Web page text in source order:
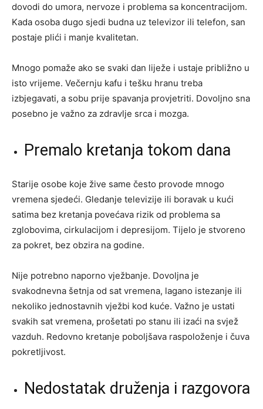
dovodi do umora, nervoze i problema sa koncentracijom.
Kada osoba dugo sjedi budna uz televizor ili telefon, san
postaje plići i manje kvalitetan.
Mnogo pomaže ako se svaki dan liježe i ustaje približno u
isto vrijeme. Večernju kafu i tešku hranu treba
izbjegavati, a sobu prije spavanja provjetriti. Dovoljno sna
posebno je važno za zdravlje srca i mozga.
Premalo kretanja tokom dana
Starije osobe koje žive same često provode mnogo
vremena sjedeći. Gledanje televizije ili boravak u kući
satima bez kretanja povećava rizik od problema sa
zglobovima, cirkulacijom i depresijom. Tijelo je stvoreno
za pokret, bez obzira na godine.
Nije potrebno naporno vježbanje. Dovoljna je
svakodnevna šetnja od sat vremena, lagano istezanje ili
nekoliko jednostavnih vježbi kod kuće. Važno je ustati
svakih sat vremena, prošetati po stanu ili izaći na svjež
vazduh. Redovno kretanje poboljšava raspoloženje i čuva
pokretljivost.
Nedostatak druženja i razgovora